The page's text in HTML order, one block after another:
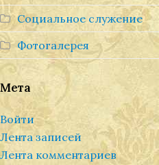
Социальное служение
Фотогалерея
Мета
Войти
Лента записей
Лента комментариев